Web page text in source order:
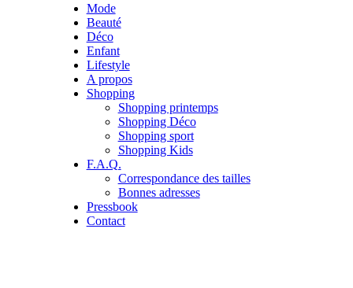
Mode
Beauté
Déco
Enfant
Lifestyle
A propos
Shopping
Shopping printemps
Shopping Déco
Shopping sport
Shopping Kids
F.A.Q.
Correspondance des tailles
Bonnes adresses
Pressbook
Contact